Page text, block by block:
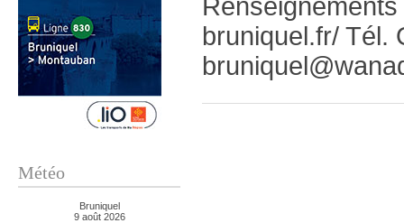
Météo
Bruniquel
9 août 2026
bruniquel.fr/ Tél.